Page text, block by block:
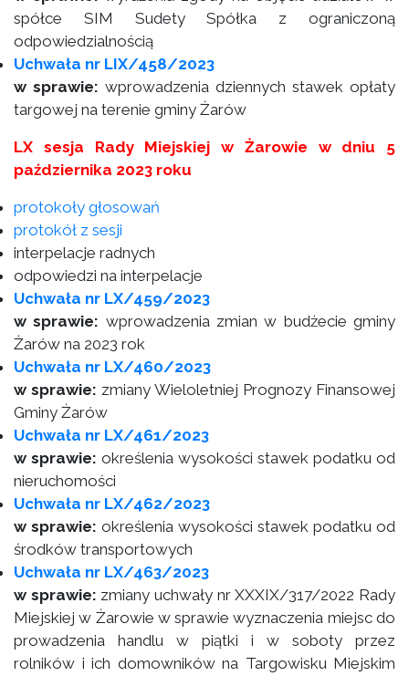
spółce SIM Sudety Spółka z ograniczoną
odpowiedzialnością
Uchwała nr LIX/458/2023
w sprawie: wprowadzenia dziennych stawek opłaty
targowej na terenie gminy Żarów
LX sesja Rady Miejskiej w Żarowie w dniu 5
października 2023 roku
protokoły głosowań
protokół z sesji
interpelacje radnych
odpowiedzi na interpelacje
Uchwała nr LX/459/2023
w sprawie: wprowadzenia zmian w budżecie gminy
Żarów na 2023 rok
Uchwała nr LX/460/2023
w sprawie: zmiany Wieloletniej Prognozy Finansowej
Gminy Żarów
Uchwała nr LX/461/2023
w sprawie: określenia wysokości stawek podatku od
nieruchomości
Uchwała nr LX/462/2023
w sprawie: określenia wysokości stawek podatku od
środków transportowych
Uchwała nr LX/463/2023
w sprawie: zmiany uchwały nr XXXIX/317/2022 Rady
Miejskiej w Żarowie w sprawie wyznaczenia miejsc do
prowadzenia handlu w piątki i w soboty przez
rolników i ich domowników na Targowisku Miejskim